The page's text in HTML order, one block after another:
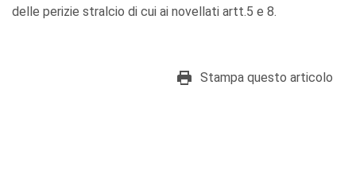
delle perizie stralcio di cui ai novellati artt.5 e 8.
Stampa questo articolo